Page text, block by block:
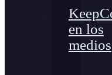
en los
medios